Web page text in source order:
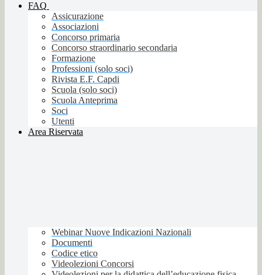
FAQ
Assicurazione
Associazioni
Concorso primaria
Concorso straordinario secondaria
Formazione
Professioni (solo soci)
Rivista E.F. Capdi
Scuola (solo soci)
Scuola Anteprima
Soci
Utenti
Area Riservata
Webinar Nuove Indicazioni Nazionali
Documenti
Codice etico
Videolezioni Concorsi